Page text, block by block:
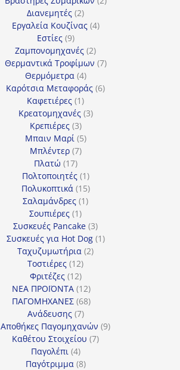
Διανεμητές 22
προϊόντα
Εργαλεία Κουζίνας 44
Εστίες 99
προϊόντα
Ζαμπονομηχανές 22
προϊόντα
Θερμαντικά Τροφίμων 77
Θερμόμετρα 44
προϊόντα
Καρότσια Μεταφοράς 66
Καφετιέρες 11
προϊόν
Κρεατομηχανές 33
Κρεπιέρες 33
προϊόντα
Μπαιν Μαρί 55
Μπλέντερ 77
Πλατώ 1717
προϊόντα
Πολτοποιητές 11
προϊόν
Πολυκοπτικά 1515
προϊόντα
Σαλαμάνδρες 11
Σουπιέρες 11
προϊόν
Συσκευές Pancake 33
προϊόντα
Συσκευές για Hot Dog 11
Ταχυζυμωτήρια 22
Τοστιέρες 1212
προϊόντα
Φριτέζες 1212
προϊόντα
ΝΕΑ ΠΡΟΪΟΝΤΑ 1212
προϊόντα
ΠΑΓΟΜΗΧΑΝΕΣ 6868
Ανάδευσης 77
προϊόντα
Αποθήκες Παγομηχανών 99
Καθέτου Στοιχείου 77
Παγολέπι 44
προϊόντα
Παγότριμμα 88